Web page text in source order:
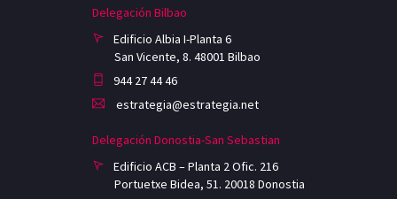
Delegación Bilbao
Edificio Albia I-Planta 6
San Vicente, 8. 48001 Bilbao
944 27 44 46
estrategia@estrategia.net
Delegación Donostia-San Sebastian
Edificio ACB – Planta 2 Ofic. 216
Portuetxe Bidea, 51. 20018 Donostia